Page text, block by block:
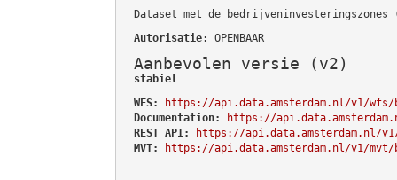
Dataset met de bedrijveninvesteringszones
Autorisatie: OPENBAAR
Aanbevolen versie (v2)
stabiel
WFS:
https://api.data.amsterdam.nl/v1/wfs/
Documentation:
https://
REST API:
https://api.data.amsterdam.nl/
MVT:
https://api.data.amsterdam.nl/v1/